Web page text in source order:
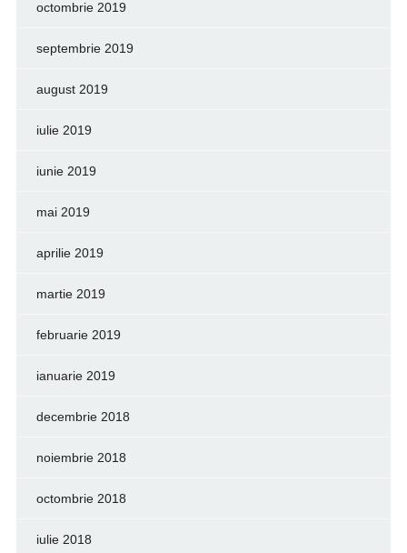
octombrie 2019
septembrie 2019
august 2019
iulie 2019
iunie 2019
mai 2019
aprilie 2019
martie 2019
februarie 2019
ianuarie 2019
decembrie 2018
noiembrie 2018
octombrie 2018
iulie 2018